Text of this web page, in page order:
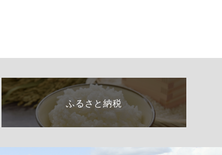
ふるさと納税